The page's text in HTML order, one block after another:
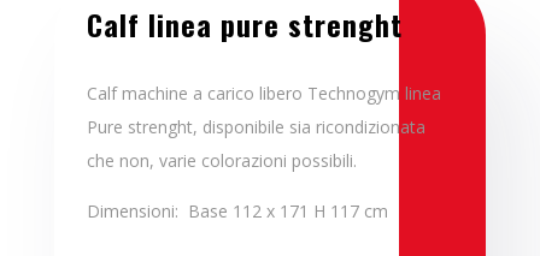
Calf linea pure strenght
Calf machine a carico libero Technogym linea
Pure strenght, disponibile sia ricondizionata
che non, varie colorazioni possibili.
Dimensioni: Base 112 x 171 H 117 cm